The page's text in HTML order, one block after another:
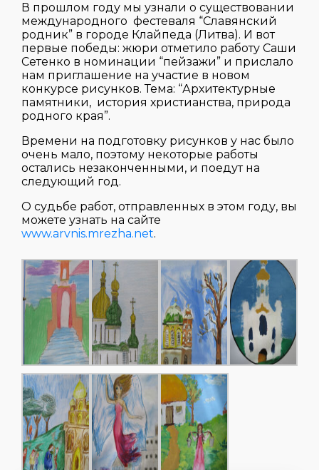
В прошлом году мы узнали о существовании
международного фестеваля “Славянский
родник” в городе Клайпеда (Литва). И вот
первые победы: жюри отметило работу Саши
Сетенко в номинации “пейзажи” и прислало
нам приглашение на участие в новом
конкурсе рисунков. Тема: “Архитектурные
памятники, история христианства, природа
родного края”.
Времени на подготовку рисунков у нас было
очень мало, поэтому некоторые работы
остались незаконченными, и поедут на
следующий год.
О судьбе работ, отправленных в этом году, вы
можете узнать на сайте
www.arvnis.mrezha.net.